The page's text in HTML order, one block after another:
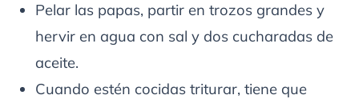
Pelar las papas, partir en trozos grandes y
hervir en agua con sal y dos cucharadas de
aceite.
Cuando estén cocidas triturar, tiene que